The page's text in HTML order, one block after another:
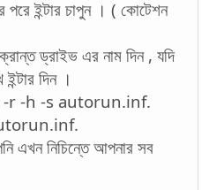
ইন্টার চাপুন । ( কোটেশন
ড্রাইভ এর নাম দিন , যদি
দিন ।
-r -h -s autorun.inf.
এখন নিচিন্তে আপনার সব